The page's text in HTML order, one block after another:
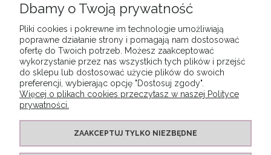
MOJE KONTO
KONTAKT
Dbamy o Twoją prywatność
Pliki cookies i pokrewne im technologie umożliwiają
poprawne działanie strony i pomagają nam dostosować
ofertę do Twoich potrzeb. Możesz zaakceptować
wykorzystanie przez nas wszystkich tych plików i przejść
do sklepu lub dostosować użycie plików do swoich
preferencji, wybierając opcję "Dostosuj zgody".
Więcej o plikach cookies przeczytasz w naszej Polityce
prywatności.
ZAAKCEPTUJ TYLKO NIEZBĘDNE